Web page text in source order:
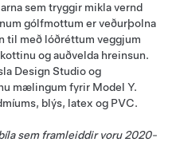
sem tryggir mikla vernd
gólfmottum er veðurþolna
til með lóðréttum veggjum
og auðvelda hreinsun.
Design Studio og
mælingum fyrir Model Y.
blýs, latex og PVC.
sem framleiddir voru 2020-